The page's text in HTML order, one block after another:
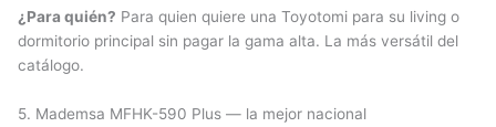
¿Para quién? Para quien quiere una Toyotomi para su living o
dormitorio principal sin pagar la gama alta. La más versátil del
catálogo.
5. Mademsa MFHK-590 Plus — la mejor nacional